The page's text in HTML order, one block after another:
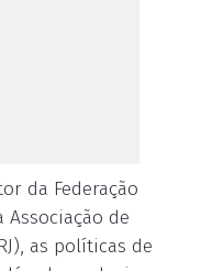
da Federação
Associação de
as políticas de